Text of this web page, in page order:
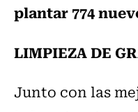
plantar 774
LIMPIEZA DE
Junto con las